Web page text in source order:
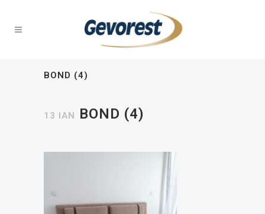
BOND (4)
13 ΙΑΝ BOND (4)